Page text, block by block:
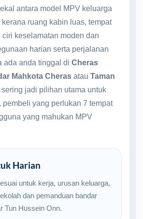
antara model MPV keluarga
ruang kabin luas, tempat
ciri keselamatan moden dan
harian serta perjalanan
ada anda tinggal di Cheras
Mahkota Cheras atau Taman
sering jadi pilihan utama untuk
pembeli yang perlukan 7 tempat
yang mahukan MPV
Harian
untuk kerja, urusan keluarga,
dan pemanduan bandar
Tun Hussein Onn.